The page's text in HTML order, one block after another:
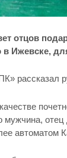
отцов
в Ижевске,
рассказал
мужчина,
автоматом